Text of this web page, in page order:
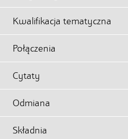
Kwalifikacja tematyczna
Połączenia
Cytaty
Odmiana
Składnia